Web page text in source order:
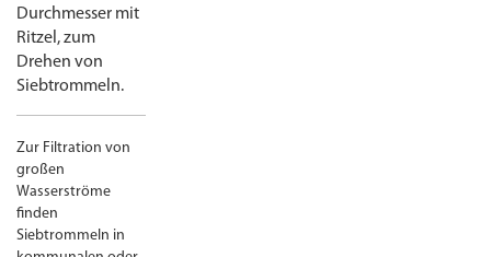
Durchmesser mit
Ritzel, zum
Drehen von
Siebtrommeln.
Zur Filtration von
großen
Wasserströme
finden
Siebtrommeln in